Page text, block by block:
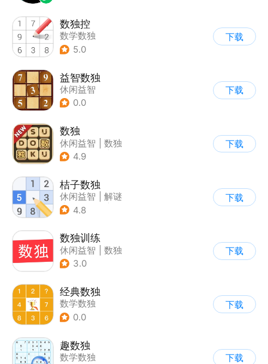
数独控
数学数独
5.0
下载
益智数独
休闲益智
0.0
下载
数独
休闲益智
数独
| 学习教育
4.9
下载
桔子数独
休闲益智
解谜
| 学习教育
4.8
下载
数独训练
休闲益智
数独
3.0
下载
经典数独
数学数独
0.0
下载
趣数独
数学数独
下载